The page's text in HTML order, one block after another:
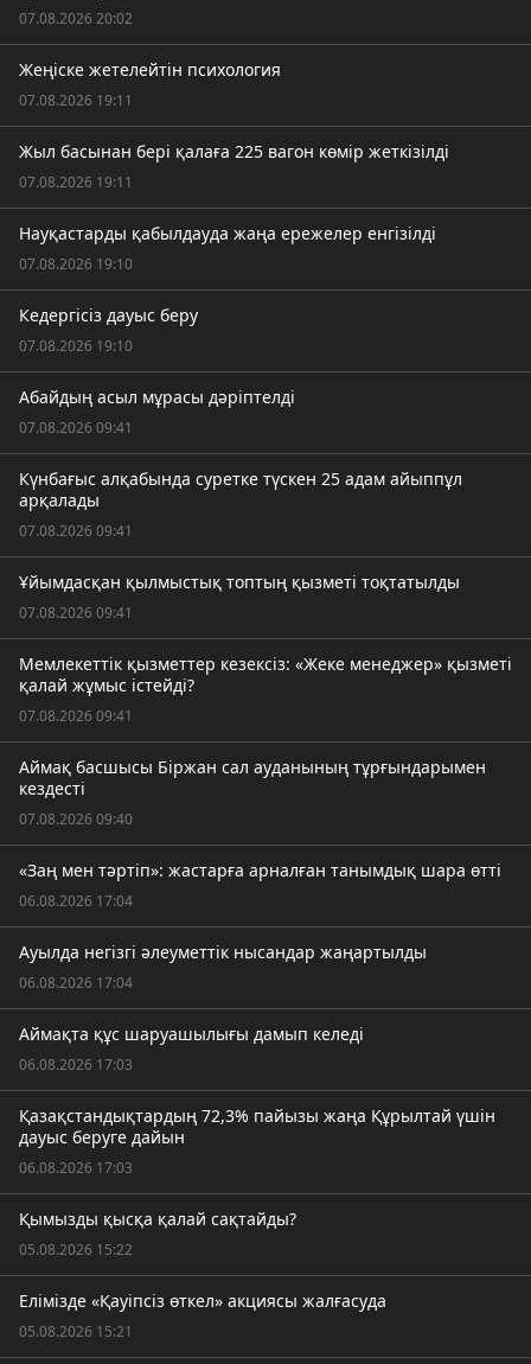
07.08.2026 20:02
Жеңіске жетелейтін психология
07.08.2026 19:11
Жыл басынан бері қалаға 225 вагон көмір жеткізілді
07.08.2026 19:11
Науқастарды қабылдауда жаңа ережелер енгізілді
07.08.2026 19:10
Кедергісіз дауыс беру
07.08.2026 19:10
Абайдың асыл мұрасы дәріптелді
07.08.2026 09:41
Күнбағыс алқабында суретке түскен 25 адам айыппұл
арқалады
07.08.2026 09:41
Ұйымдасқан қылмыстық топтың қызметі тоқтатылды
07.08.2026 09:41
Мемлекеттік қызметтер кезексіз: «Жеке менеджер» қызметі
қалай жұмыс істейді?
07.08.2026 09:41
Аймақ басшысы Біржан сал ауданының тұрғындарымен
кездесті
07.08.2026 09:40
«Заң мен тәртіп»: жастарға арналған танымдық шара өтті
06.08.2026 17:04
Ауылда негізгі әлеуметтік нысандар жаңартылды
06.08.2026 17:04
Аймақта құс шаруашылығы дамып келеді
06.08.2026 17:03
Қазақстандықтардың 72,3% пайызы жаңа Құрылтай үшін
дауыс беруге дайын
06.08.2026 17:03
Қымызды қысқа қалай сақтайды?
05.08.2026 15:22
Елімізде «Қауіпсіз өткел» акциясы жалғасуда
05.08.2026 15:21